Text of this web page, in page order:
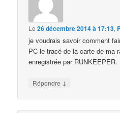
Le26 décembre 2014 à 17:13,
je voudrais savoir comment
PC le tracé de la carte de ma
enregistrée par RUNKEEPER.
Répondre ↓